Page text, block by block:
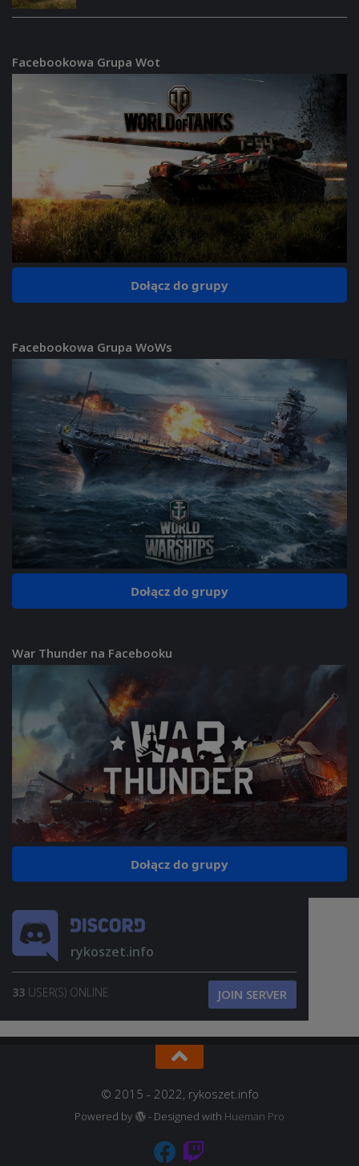
Facebookowa Grupa Wot
Dołącz do grupy
Facebookowa Grupa WoWs
Dołącz do grupy
War Thunder na Facebooku
Dołącz do grupy
rykoszet.info
33 USER(S) ONLINE JOIN SERVER
© 2015 - 2022, rykoszet.info
Powered by - Designed with Hueman Pro